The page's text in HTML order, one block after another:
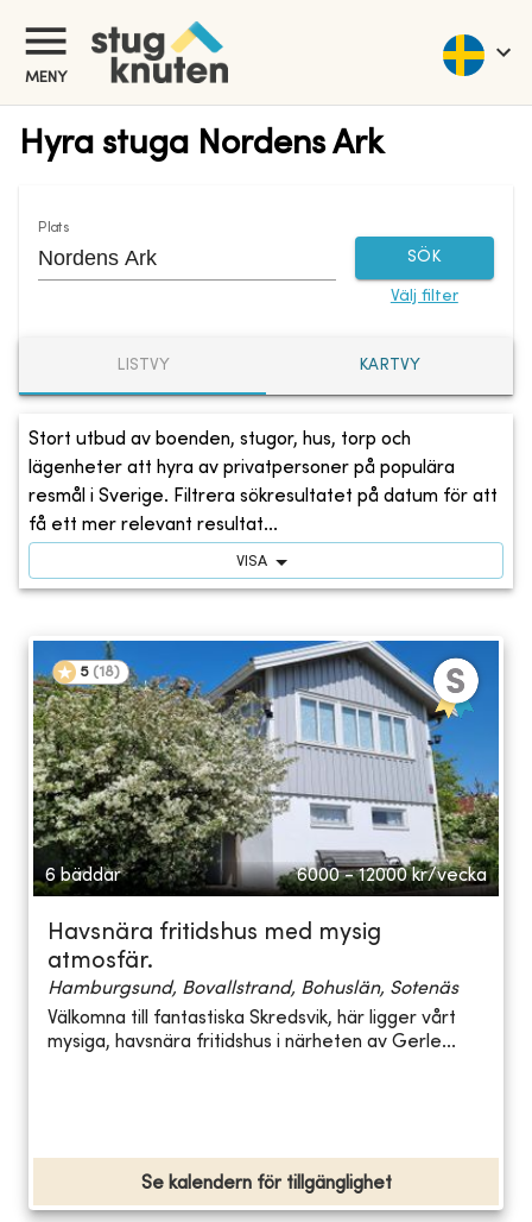
MENY
Hyra stuga Nordens Ark
Plats
SÖK
Välj filter
LISTVY KARTVY
Stort utbud av boenden, stugor, hus, torp och
lägenheter att hyra av privatpersoner på populära
resmål i Sverige. Filtrera sökresultatet på datum för att
få ett mer relevant resultat...
VISA
5 (18)
6 bäddar 6000 - 12000 kr/vecka
Havsnära fritidshus med mysig
atmosfär.
Hamburgsund, Bovallstrand, Bohuslän, Sotenäs
Välkomna till fantastiska Skredsvik, här ligger vårt
mysiga, havsnära fritidshus i närheten av Gerle...
Se kalendern för tillgänglighet